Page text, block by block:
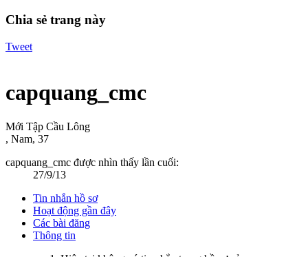
Chia sẻ trang này
Tweet
capquang_cmc
Mới Tập Cầu Lông
, Nam, 37
capquang_cmc được nhìn thấy lần cuối:
27/9/13
Tin nhắn hồ sơ
Hoạt động gần đây
Các bài đăng
Thông tin